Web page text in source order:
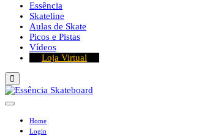
Essência
Skateline
Aulas de Skate
Picos e Pistas
Vídeos
Loja Virtual
Home
Login